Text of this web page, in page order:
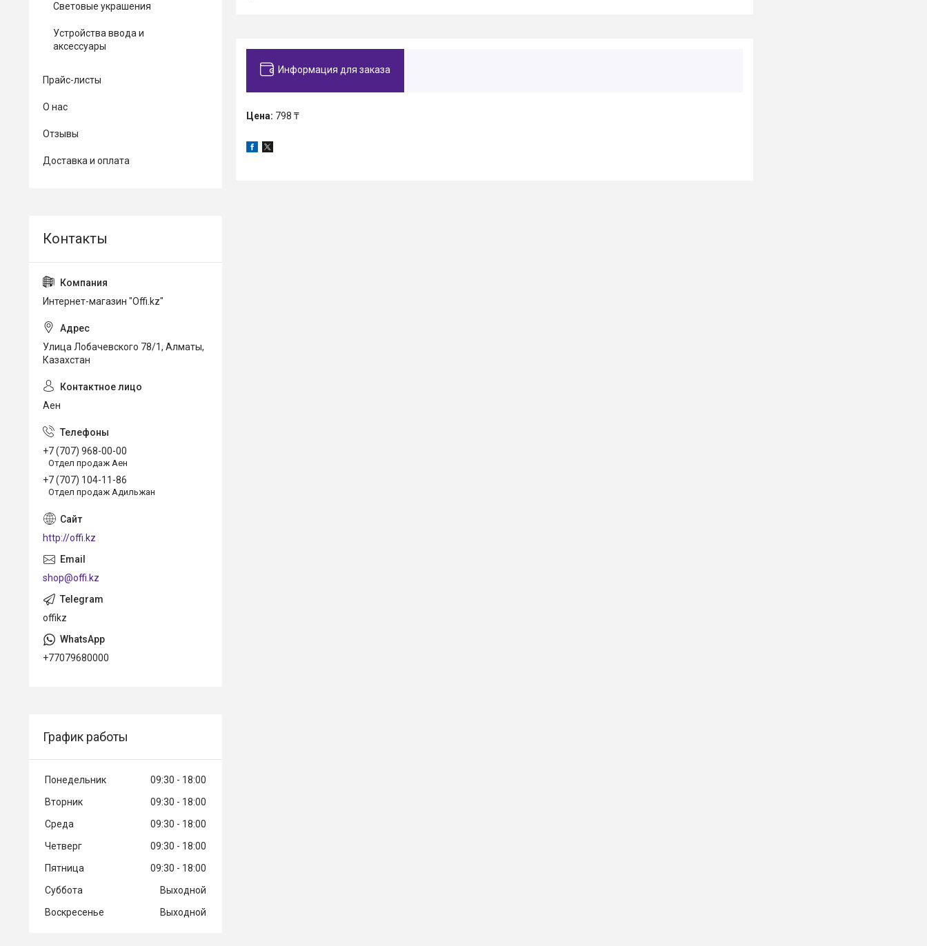
Информация для заказа
Цена: 798 ₸
Световые украшения
Устройства ввода и
аксессуары
Прайс-листы
О нас
Отзывы
Доставка и оплата
Интернет-магазин "Offi.kz"
Улица Лобачевского 78/1, Алматы,
Казахстан
Аен
+7 (707) 968-00-00
Отдел продаж Аен
+7 (707) 104-11-86
Отдел продаж Адильжан
http://offi.kz
shop@offi.kz
offikz
+77079680000
График работы
Понедельник 09:30
18:00
Вторник
09:30
18:00
Среда
09:30
18:00
Четверг
09:30
18:00
Пятница
09:30
18:00
Суббота
Выходной
Воскресенье
Выходной